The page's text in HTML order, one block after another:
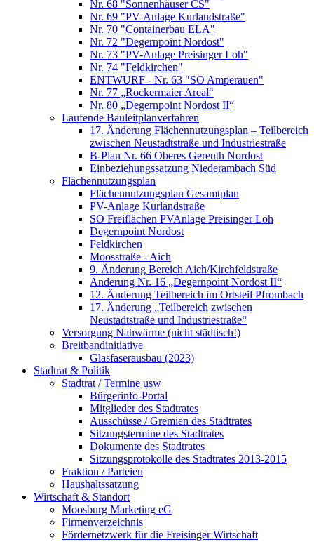
Nr. 68 "Sonnenhäuser CS"
Nr. 69 "PV-Anlage Kurlandstraße"
Nr. 70 "Containerbau ELA"
Nr. 72 "Degernpoint Nordost"
Nr. 73 "PV-Anlage Preisinger Loh"
Nr. 74 "Feldkirchen"
ENTWURF - Nr. 63 "SO Amperauen"
Nr. 77 „Rockermaier Areal“
Nr. 80 „Degernpoint Nordost II“
Laufende Bauleitplanverfahren
17. Änderung Flächennutzungsplan – Teilbereich
zwischen Neustadtstraße und Industriestraße
B-Plan Nr. 66 Oberes Gereuth Nordost
Einbeziehungssatzung Niederambach Süd
Flächennutzungsplan
Flächennutzungsplan Gesamtplan
PV-Anlage Kurlandstraße
SO Freiflächen PV­Anlage Preisinger Loh
Degernpoint Nordost
Feldkirchen
Moosstraße - Aich
9. Änderung Bereich Aich/Kirchfeldstraße
Änderung Nr. 16 „Degernpoint Nordost II“
12. Änderung Teilbereich im Ortsteil Pfrombach
17. Änderung „Teilbereich zwischen
Neustadtstraße und Industriestraße“
Versorgung Nahwärme (nicht städtisch!)
Breitbandinitiative
Glasfaserausbau (2023)
Stadtrat & Politik
Stadtrat / Termine usw
Bürgerinfo-Portal
Mitglieder des Stadtrates
Ausschüsse / Gremien des Stadtrates
Sitzungstermine des Stadtrates
Dokumente des Stadtrates
Sitzungsprotokolle des Stadtrates 2013-2015
Fraktion / Parteien
Haushaltssatzung
Wirtschaft & Standort
Moosburg Marketing eG
Firmenverzeichnis
Fördernetzwerk für die Freisinger Wirtschaft